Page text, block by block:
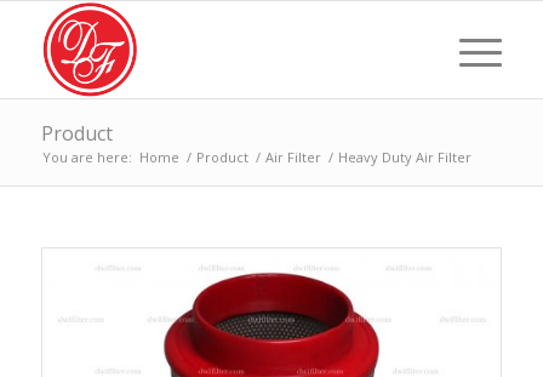
Product
You are here: Home / Product / Air Filter / Heavy Duty Air Filter